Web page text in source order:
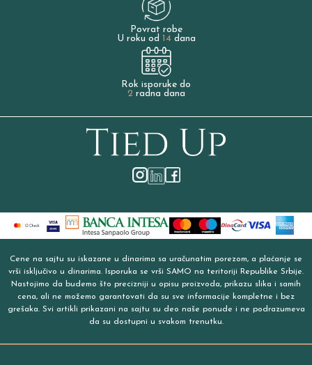
Povrat robe
U roku od 14dana
Rok isporuke do
2radna dana
Cene na sajtu su iskazane u dinarima sa uračunatim porezom, a plaćanje se
vrši isključivo u dinarima. Isporuka se vrši SAMO na teritoriji Republike Srbije.
Nastojimo da budemo što precizniji u opisu proizvoda, prikazu slika i samih
cena, ali ne možemo garantovati da su sve informacije kompletne i bez
grešaka. Svi artikli prikazani na sajtu su deo naše ponude i ne podrazumeva
da su dostupni u svakom trenutku.